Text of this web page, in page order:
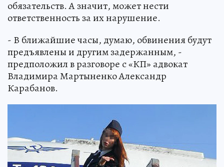
обязательств. А значит, может нести
ответственность за их нарушение.
- В ближайшие часы, думаю, обвинения будут
предъявлены и другим задержанным, -
предположил в разговоре с «КП» адвокат
Владимира Мартыненко Александр
Карабанов.